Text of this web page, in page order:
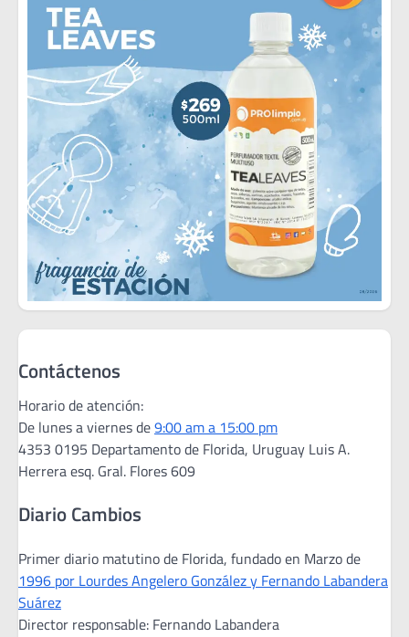
Contáctenos
Horario de atención:
De lunes a viernes de9:00 am a 15:00 pm
4353 0195 Departamento de Florida, Uruguay Luis A.
Herrera esq. Gral. Flores 609
Diario Cambios
Primer diario matutino de Florida, fundado en Marzo de
1996 por Lourdes Angelero González y Fernando Labandera
Suárez
Director responsable: Fernando Labandera